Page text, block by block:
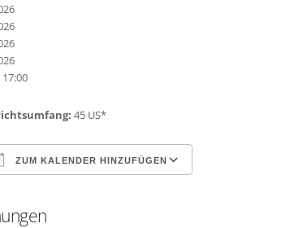
17:00
45 US*
ZUM KALENDER HINZUFÜGEN
herunterladen